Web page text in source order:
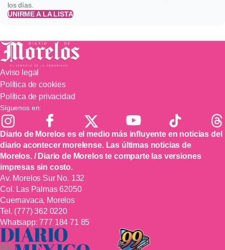
los días.
UNIRME A LA LISTA
Aviso legal
Política de cookies
Política de privacidad
Síguenos en:
Diario de Morelos es el medio más influyente en noticias del
diario acontecer morelense. Las últimas noticias de
Morelos. / Diario de Morelos te comparte las versiones
impresas sin costo.
Av. Morelos Sur No. 132
Col. Las Palmas 62050
Cuernavaca, Morelos
Tel. (777) 362 0220
Whatsapp:777 184 71 85